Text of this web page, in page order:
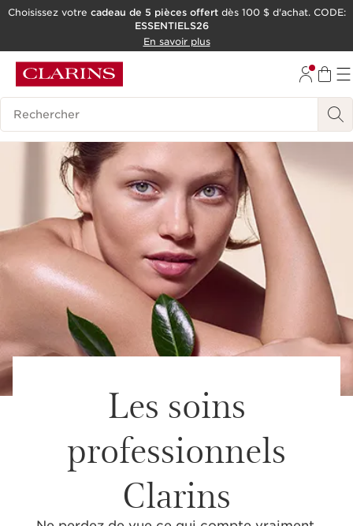
ALLER AU CONTENU
OUTIL D'ACCESSIBILITÉ
Choisissez votre cadeau de 5 pièces offertdès 100 $ d'achat. CODE:
ESSENTIELS26
En savoir plus
Historique des recherches
Les soins
professionnels
Clarins